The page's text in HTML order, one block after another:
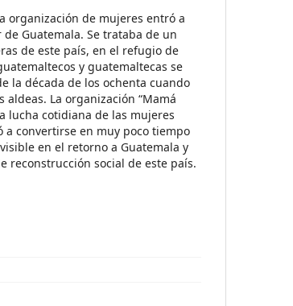
organización de mujeres entró a
Guatemala. Se trataba de un
de este país, en el refugio de
y guatemaltecas se
la década de los ochenta cuando
La organización “Mamá
lucha cotidiana de las mujeres
convertirse en muy poco tiempo
en el retorno a Guatemala y
reconstrucción social de este país.